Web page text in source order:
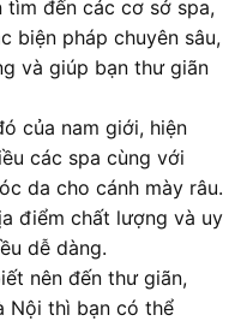
tìm đến các cơ sở spa,
biện pháp chuyên sâu,
và giúp bạn thư giãn
của nam giới, hiện
các spa cùng với
da cho cánh mày râu.
điểm chất lượng và uy
dễ dàng.
nên đến thư giãn,
Nội thì bạn có thể